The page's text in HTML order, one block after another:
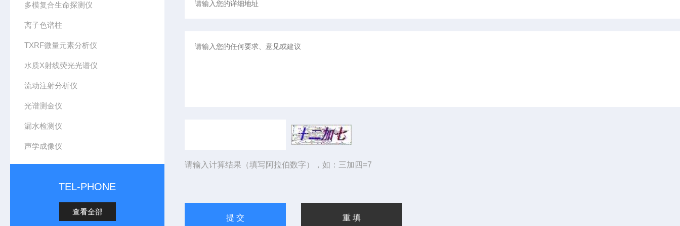
多模复合生命探测仪
离子色谱柱
TXRF微量元素分析仪
水质X射线荧光光谱仪
流动注射分析仪
光谱测金仪
漏水检测仪
声学成像仪
TEL-PHONE
查看全部
请输入计算结果（填写阿拉伯数字），如：三加四=7